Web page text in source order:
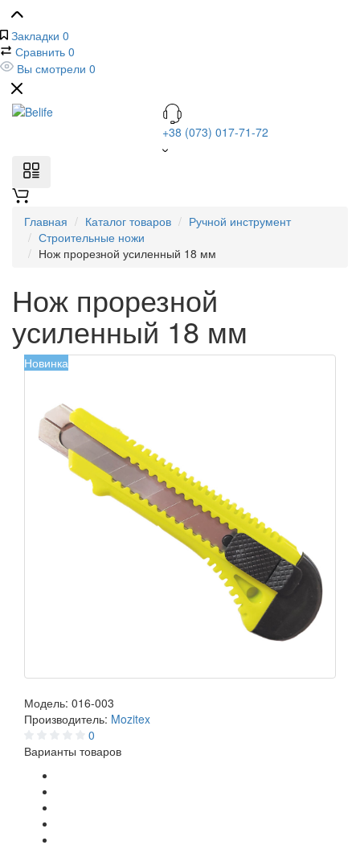
Закладки 0
Сравнить 0
Вы смотрели 0
+38 (073) 017-71-72
Главная Каталог товаров
Ручной инструмент
Строительные ножи
Нож прорезной усиленный 18 мм
Нож прорезной
усиленный 18 мм
Новинка
Модель: 016-003
Производитель: Mozitex
0
Варианты товаров